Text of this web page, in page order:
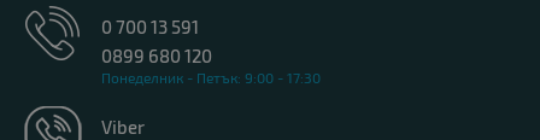
0 700 13 591
0899 680 120
Понеделник - Петък: 9:00 - 17:30
Viber